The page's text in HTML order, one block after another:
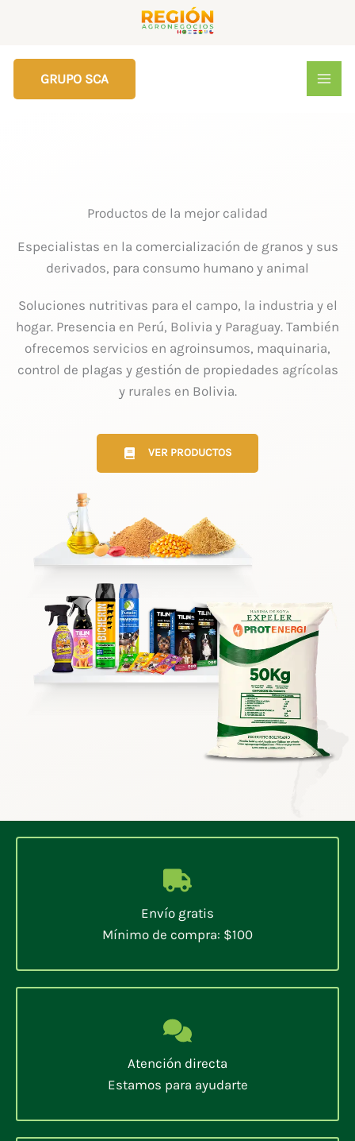
GRUPO SCA
Productos de la mejor calidad
Especialistas en la comercialización de granos y sus
derivados, para consumo humano y animal
Soluciones nutritivas para el campo, la industria y el
hogar. Presencia en Perú, Bolivia y Paraguay. También
ofrecemos servicios en agroinsumos, maquinaria,
control de plagas y gestión de propiedades agrícolas
y rurales en Bolivia.
VER PRODUCTOS
Envío gratis
Mínimo de compra: $100
Atención directa
Estamos para ayudarte